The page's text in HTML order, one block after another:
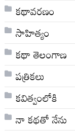
కథావరణం
సాహిత్యం
కథా తెలంగాణ
పత్రికలు
కవిత్వంలోకి
నా క‌థ‌తో నేను